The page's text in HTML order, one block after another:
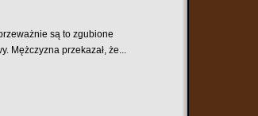
są to zgubione
Mężczyzna przekazał, że...